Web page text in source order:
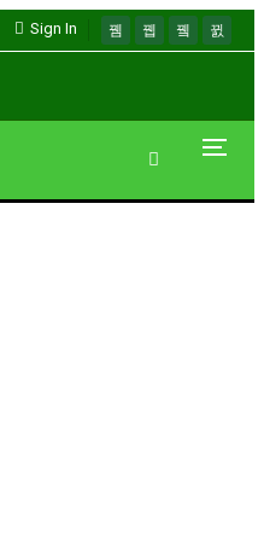
Sign In